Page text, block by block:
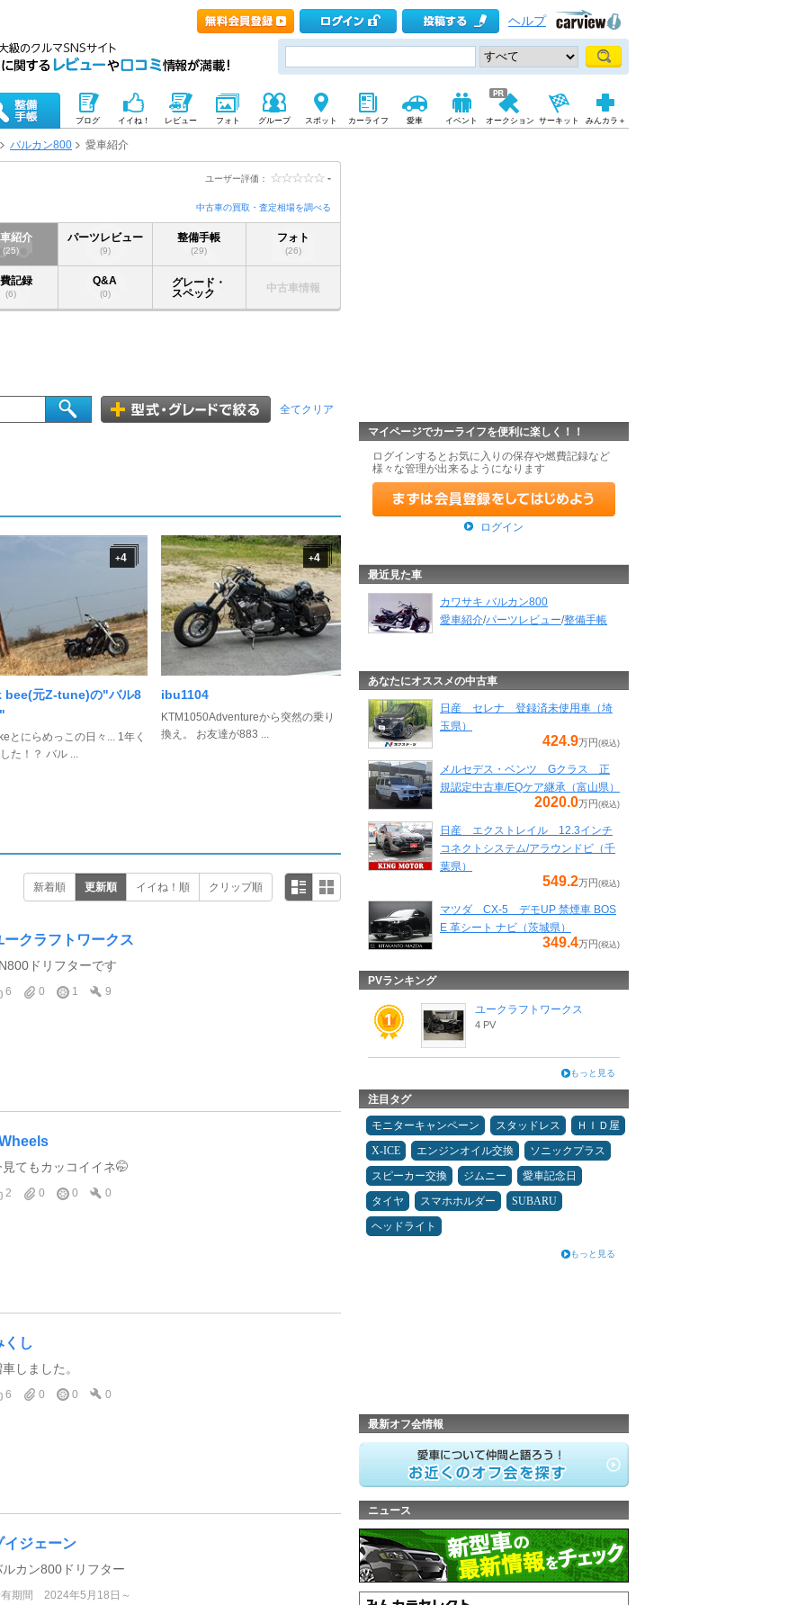
ヘルプ
ブログ イイね！ レビュー フォト グループ スポット カーライフ 愛車 イベント オークション サーキット みんカラ＋
バルカン800 愛車紹介
ユーザー評価： -
中古車の買取・査定相場を調べる
紹介
(25)
パーツレビュー
(9)
整備手帳
(29)
フォト
(26)
記録
(6)
Q&A
(0)
グレード・
スペック
中古車情報
全てクリア
+4
bee(元Z-tune)の"バル8
とにらめっこの日々... 1年く
た！？ バル ...
+4
ibu1104
KTM1050Adventureから突然の乗り
換え。 お友達が883 ...
新着順 更新順 イイね！順 クリップ順
ークラフトワークス
ドリフターです
6 0 1 9
見てもカッコイイネ🤭
2 0 0 0
くし
しました。
6 0 0 0
イジェーン
ルカン800ドリフター
期間
2024年5月18日～
マイページでカーライフを便利に楽しく！！
ログインするとお気に入りの保存や燃費記録など
様々な管理が出来るようになります
ログイン
最近見た車
カワサキ バルカン800
愛車紹介/パーツレビュー/整備手帳
あなたにオススメの中古車
日産 セレナ 登録済未使用車（埼
玉県）
424.9万円 (税込)
メルセデス・ベンツ Gクラス 正
規認定中古車/EQケア継承（富山県）
2020.0万円 (税込)
日産 エクストレイル 12.3インチ
コネクトシステム/アラウンドビ（千
葉県）
549.2万円 (税込)
マツダ CX-5 デモUP 禁煙車 BOS
E 革シート ナビ（茨城県）
349.4万円 (税込)
PVランキング
ユークラフトワークス
4 PV
もっと見る
注目タグ
モニターキャンペーン スタッドレス
ＨＩＤ屋
X-ICE
エンジンオイル交換
ソニックプラス
スピーカー交換
ジムニー
愛車記念日
タイヤ
スマホホルダー
SUBARU
ヘッドライト
もっと見る
最新オフ会情報
ニュース